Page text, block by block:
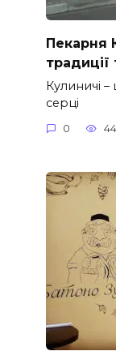
Пекарня
традиції
Кулиничі
серці
0